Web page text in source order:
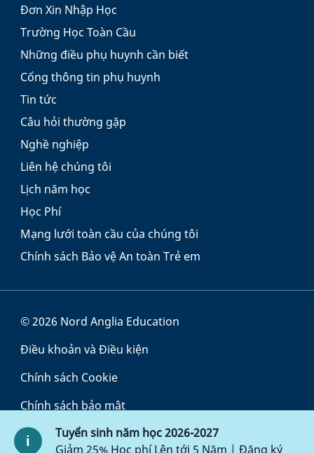
Tuyển sinh năm học 2026-2027
Giảm 25% Học phí Lên tới 5 Năm | Đăng ký
Đơn Xin Nhập Học
Trường Học Toàn Cầu
Những điều phụ huynh cần biết
Cổng thông tin phụ huynh
Tin tức
Câu hỏi thường gặp
Nghề nghiệp
Liên hệ chúng tôi
Lịch năm học
Học Phí
Mạng lưới toàn cầu của chúng tôi
Chính sách Bảo vệ An toàn Trẻ em
© 2026 Nord Anglia Education
Điều khoản và Điều kiện
Chính sách Cookie
Chính sách bảo mật
Chính sách truy cập